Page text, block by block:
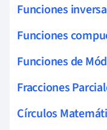
Funciones
Funciones
Funciones de
Fracciones
Círculos